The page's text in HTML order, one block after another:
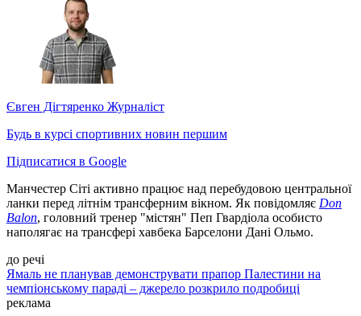
Євген Дігтяренко Журналіст
Будь в курсі спортивних новин першим
Підписатися в Google
Манчестер Сіті активно працює над перебудовою центральної
ланки перед літнім трансферним вікном. Як повідомляє Don
Balon, головний тренер "містян" Пеп Гвардіола особисто
наполягає на трансфері хавбека Барселони Дані Ольмо.
до речі
Ямаль не планував демонструвати прапор Палестини на
чемпіонському параді – джерело розкрило подробиці
реклама